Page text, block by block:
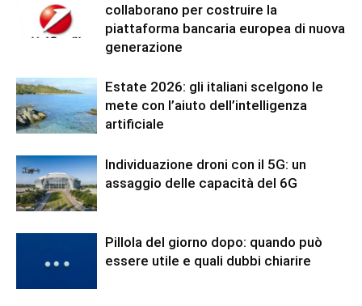
collaborano per costruire la
piattaforma bancaria europea di nuova
generazione
Estate 2026: gli italiani scelgono le
mete con l’aiuto dell’intelligenza
artificiale
Individuazione droni con il 5G: un
assaggio delle capacità del 6G
Pillola del giorno dopo: quando può
essere utile e quali dubbi chiarire